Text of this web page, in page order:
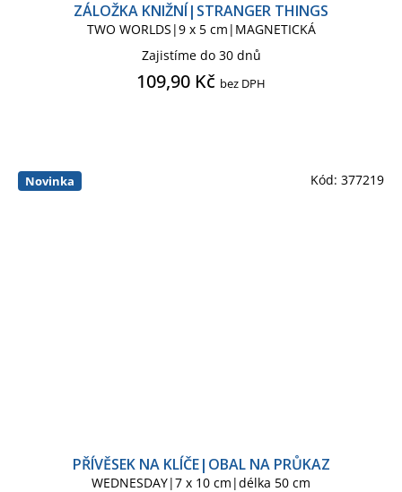
ZÁLOŽKA KNIŽNÍ|STRANGER THINGS
TWO WORLDS|9 x 5 cm|MAGNETICKÁ
Zajistíme do 30 dnů
109,90 Kč bez DPH
Novinka
PŘÍVĚSEK NA KLÍČE|OBAL NA PRŮKAZ
WEDNESDAY|7 x 10 cm|délka 50 cm
Kód: 377219